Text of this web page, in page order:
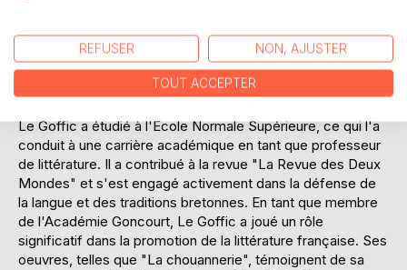
Charles Le Goffic (1863-1932) est un écrivain et poète
français, reconnu pour ses oeuvres mettant en lumière la
culture et l'histoire de la Bretagne. Né à Lannion, il fut
profondément influencé par son environnement natal, ce
Le Goffic a étudié à l'École Normale Supérieure, ce qui l'a
conduit à une carrière académique en tant que professeur
de littérature. Il a contribué à la revue "La Revue des Deux
Mondes" et s'est engagé activement dans la défense de
la langue et des traditions bretonnes. En tant que membre
de l'Académie Goncourt, Le Goffic a joué un rôle
significatif dans la promotion de la littérature française. Ses
oeuvres, telles que "La chouannerie", témoignent de sa
REFUSER NON, AJUSTER
TOUT ACCEPTER